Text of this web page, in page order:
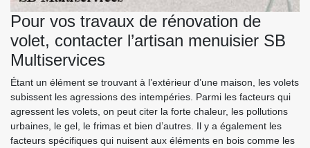
Pour vos travaux de rénovation de
volet, contacter l’artisan menuisier SB
Multiservices
Étant un élément se trouvant à l’extérieur d’une maison, les volets
subissent les agressions des intempéries. Parmi les facteurs qui
agressent les volets, on peut citer la forte chaleur, les pollutions
urbaines, le gel, le frimas et bien d’autres. Il y a également les
facteurs spécifiques qui nuisent aux éléments en bois comme les